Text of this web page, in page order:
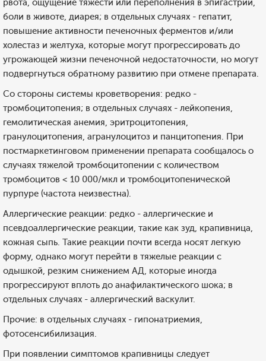
рвота, ощущение тяжести или переполнения в эпигастрии,
боли в животе, диарея; в отдельных случаях - гепатит,
повышение активности печеночных ферментов и/или
холестаз и желтуха, которые могут прогрессировать до
угрожающей жизни печеночной недостаточности, но могут
подвергнуться обратному развитию при отмене препарата.
Со стороны системы кроветворения: редко -
тромбоцитопения; в отдельных случаях - лейкопения,
гемолитическая анемия, эритроцитопения,
гранулоцитопения, агранулоцитоз и панцитопения. При
постмаркетинговом применении препарата сообщалось о
случаях тяжелой тромбоцитопении с количеством
тромбоцитов < 10 000/мкл и тромбоцитопенической
пурпуре (частота неизвестна).
Аллергические реакции: редко - аллергические и
псевдоаллергические реакции, такие как зуд, крапивница,
кожная сыпь. Такие реакции почти всегда носят легкую
форму, однако могут перейти в тяжелые реакции с
одышкой, резким снижением АД, которые иногда
прогрессируют вплоть до анафилактического шока; в
отдельных случаях - аллергический васкулит.
Прочие: в отдельных случаях - гипонатриемия,
фотосенсибилизация.
При появлении симптомов крапивницы следует